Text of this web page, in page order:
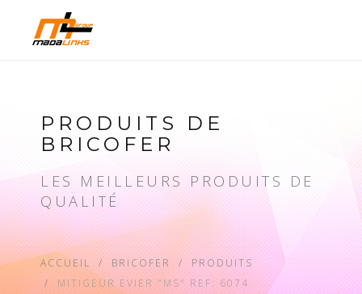
PRODUITS DE
BRICOFER
LES MEILLEURS PRODUITS DE
QUALITÉ
ACCUEIL BRICOFER
PRODUITS
MITIGEUR EVIER "MS" REF: 6074